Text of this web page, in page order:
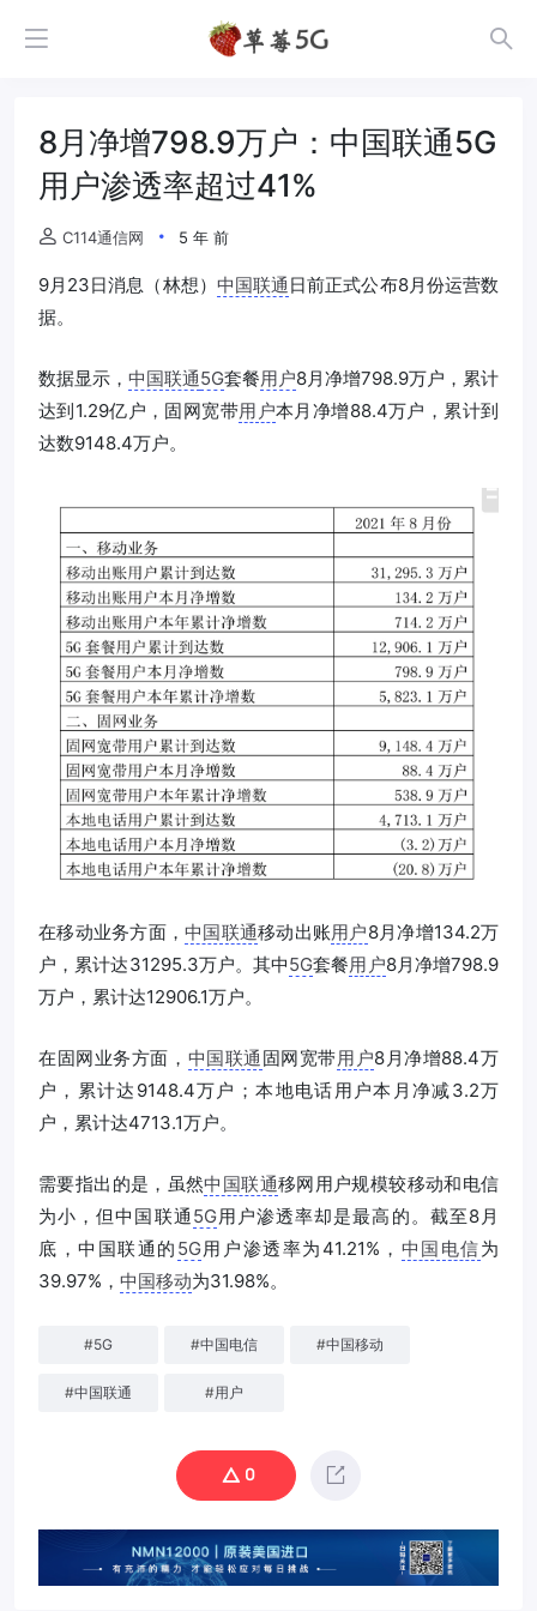
8月净增798.9万户：中国联通5G
用户渗透率超过41%
C114通信网 5 年 前
9月23日消息（林想） 中国联通 日前正式公布8月份运营数
据。
数据显示， 中国联通5G套餐用户8月净增798.9万户，累计
达到1.29亿户，固网宽带用户本月净增88.4万户，累计到
达数9148.4万户。
在移动业务方面，中国联通移动出账用户8月净增134.2万
户，累计达31295.3万户。其中5G套餐用户8月净增798.9
万户，累计达12906.1万户。
在固网业务方面， 中国联通 固网宽带用户8月净增88.4万
户，累计达9148.4万户；本地电话用户本月净减3.2万
户，累计达4713.1万户。
需要指出的是，虽然中国联通移网用户规模较移动和电信
为小，但中国联通 5G用户渗透率却是最高的。截至8月
底，中国联通的 5G用户渗透率为41.21%， 中国电信为
39.97%， 中国移动为31.98%。
#5G #中国电信 #中国移动
#中国联通 #用户
0